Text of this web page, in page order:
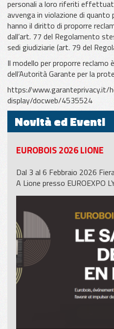
personali a loro riferiti
avvenga in violazione di
hanno il diritto di proporre
dall’art. 77 del Regolamento
sedi giudiziarie (art. 79 del
Il modello per proporre
dell’Autorità Garante per la
https://www.garanteprivacy.it/
display/docweb/4535524
Novità ed Eventi
EUROBOIS 2026 LIONE
Dal 3 al 6 Febbraio 2026
A Lione presso EUROEXPO